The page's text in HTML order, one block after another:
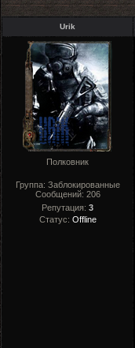
Urik
Полковник
Группа: Заблокированные
Сообщений: 206
Репутация: 3
Статус: Offline